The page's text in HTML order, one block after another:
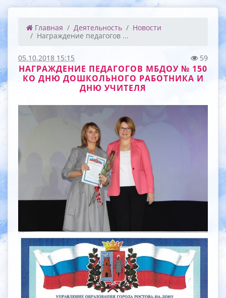
Главная Деятельность
Новости
Награждение педагогов ...
05.10.2018 15:15 59
НАГРАЖДЕНИЕ ПЕДАГОГОВ МБДОУ № 150
КО ДНЮ ДОШКОЛЬНОГО РАБОТНИКА И
ДНЮ УЧИТЕЛЯ